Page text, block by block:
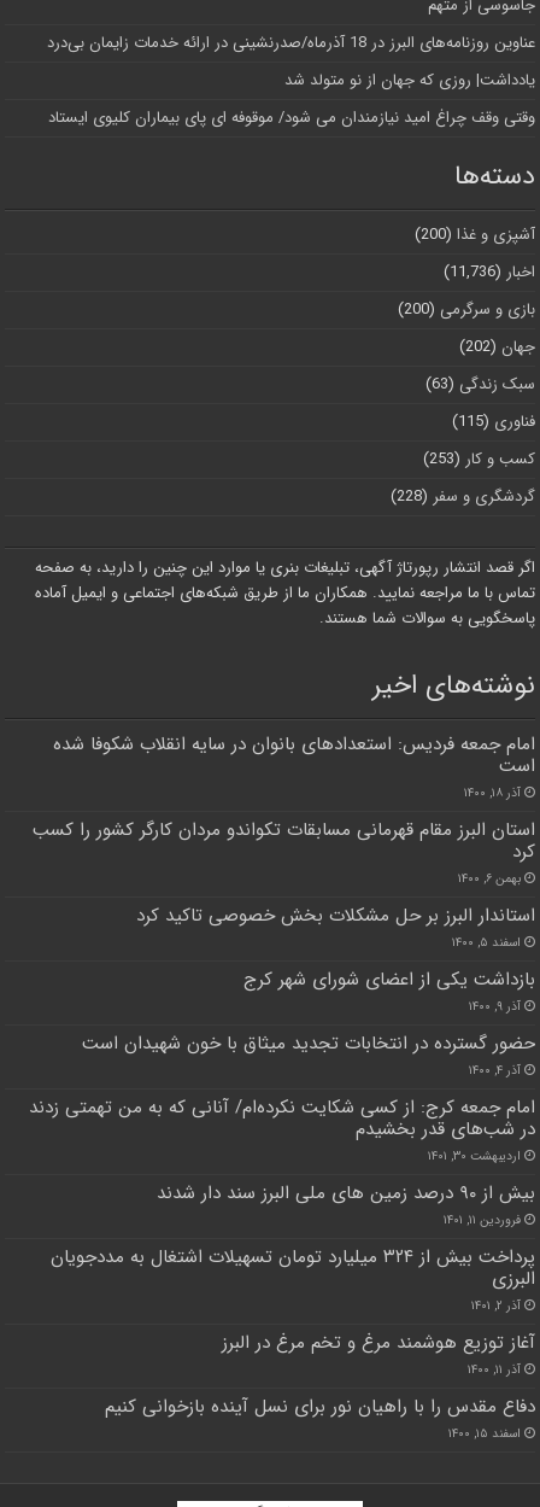
جاسوسی از متهم
عناوین روزنامه‌های البرز در ‌18 آذرماه/صدرنشینی در ارائه خدمات زایمان بی‌درد
یادداشت| روزی که جهان از نو متولد شد
وقتی وقف چراغ امید نیازمندان می شود/ موقوفه ای پای بیماران کلیوی ایستاد
دسته‌ها
آشپزی و غذا (200)
اخبار (11,736)
بازی و سرگرمی (200)
جهان (202)
سبک زندگی (63)
فناوری (115)
کسب و کار (253)
گردشگری و سفر (228)
اگر قصد انتشار رپورتاژ آگهی، تبلیغات بنری یا موارد این چنین را دارید، به صفحه
تماس با ما مراجعه نمایید. همکاران ما از طریق شبکه‌های اجتماعی و ایمیل آماده
پاسخگویی به سوالات شما هستند.
نوشته‌های اخیر
امام جمعه فردیس: استعدادهای بانوان در سایه انقلاب شکوفا شده
است
آذر ۱۸, ۱۴۰۰
استان البرز مقام قهرمانی مسابقات تکواندو مردان کارگر کشور را کسب
کرد
بهمن ۶, ۱۴۰۰
استاندار البرز بر حل مشکلات بخش خصوصی تاکید کرد
اسفند ۵, ۱۴۰۰
بازداشت یکی از اعضای شورای شهر کرج
آذر ۹, ۱۴۰۰
حضور گسترده در انتخابات تجدید میثاق با خون شهیدان است
آذر ۴, ۱۴۰۰
امام جمعه کرج: از کسی شکایت نکرده‌ام/ ‌آنانی که به من تهمتی زدند
‌در شب‌های قدر بخشیدم‌
اردیبهشت ۳۰, ۱۴۰۱
بیش از ۹۰ درصد زمین های ملی البرز سند دار شدند
فروردین ۱۱, ۱۴۰۱
پرداخت بیش از ۳۲۴ میلیارد تومان تسهیلات اشتغال به مددجویان
البرزی
آذر ۲, ۱۴۰۱
آغاز توزیع هوشمند مرغ و تخم مرغ در البرز
آذر ۱۱, ۱۴۰۰
دفاع مقدس را با راهیان نور برای نسل آینده بازخوانی کنیم
اسفند ۱۵, ۱۴۰۰